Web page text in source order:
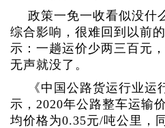
政策一免一收看似没什
综合影响，很难回到以前
示：一趟运价少两三百元
无声就没了。
《中国公路货运行业运
示，2020年公路整车运输
均价格为0.35元/吨公里，